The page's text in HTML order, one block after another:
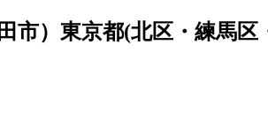
市）東京都(北区・練馬